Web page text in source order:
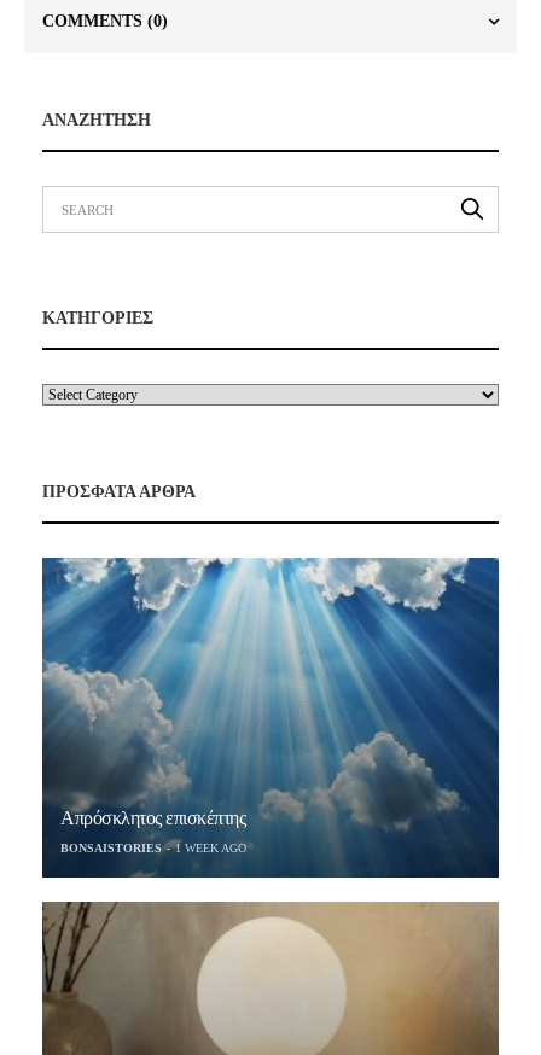
COMMENTS (0)
ΑΝΑΖΗΤΗΣΗ
ΚΑΤΗΓΟΡΙΕΣ
ΠΡΟΣΦΑΤΑ ΑΡΘΡΑ
Απρόσκλητος επισκέπτης
BONSAISTORIES 1 WEEK AGO